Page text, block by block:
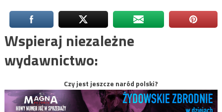
Wspieraj niezależne
wydawnictwo:
Czy jest jeszcze naród polski?